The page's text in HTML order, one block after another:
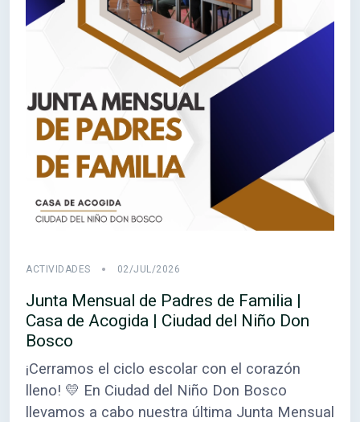
ACTIVIDADES 02/JUL/2026
Junta Mensual de Padres de Familia |
Casa de Acogida | Ciudad del Niño Don
Bosco
¡Cerramos el ciclo escolar con el corazón
lleno! 💛 En Ciudad del Niño Don Bosco
llevamos a cabo nuestra última Junta Mensual